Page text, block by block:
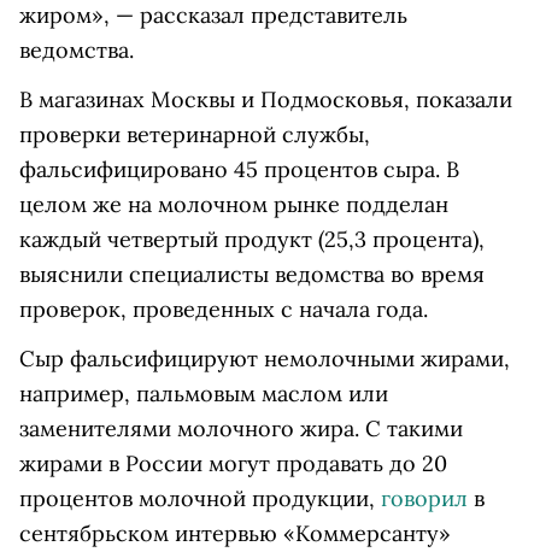
жиром», — рассказал представитель
ведомства.
В магазинах Москвы и Подмосковья, показали
проверки ветеринарной службы,
фальсифицировано 45 процентов сыра. В
целом же на молочном рынке подделан
каждый четвертый продукт (25,3 процента),
выяснили специалисты ведомства во время
проверок, проведенных с начала года.
Сыр фальсифицируют немолочными жирами,
например, пальмовым маслом или
заменителями молочного жира. С такими
жирами в России могут продавать до 20
процентов молочной продукции, говорил в
сентябрьском интервью «Коммерсанту»